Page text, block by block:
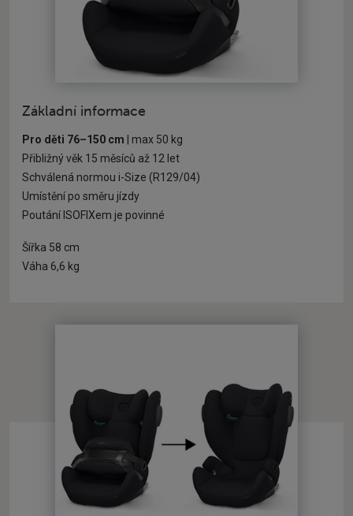
Základní informace
Pro děti 76–150 cm | max 50 kg
Přibližný věk 15 měsíců až 12 let
Schválená normou i-Size (R129/04)
Umístění po směru jízdy
Poutání ISOFIXem je povinné
Šířka 58 cm
Váha 6,6 kg